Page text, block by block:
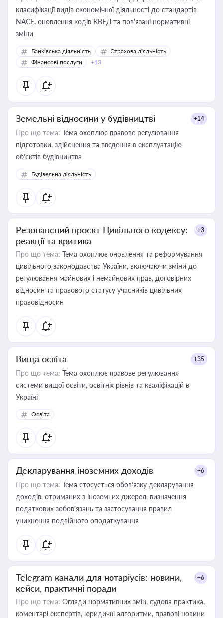
класифікації видів економічної діяльності до стандартів
NACE, оновлення кодів КВЕД та пов'язані нормативні
зміни
Банківська діяльність
Страхова діяльність
Фінансові послуги
+13
Земельні відносини у будівництві +14
Про що тема: Тема охоплює правове регулювання
підготовки, здійснення та введення в експлуатацію
об’єктів будівництва
Будівельна діяльність
Резонансний проєкт Цивільного кодексу:
реакції та критика
+3
Про що тема: Тема охоплює оновлення та реформування
цивільного законодавства України, включаючи зміни до
регулювання майнових і немайнових прав, договірних
відносин та правового статусу учасників цивільних
правовідносин
Вища освіта +35
Про що тема: Тема охоплює правове регулювання
системи вищої освіти, освітніх рівнів та кваліфікацій в
Україні
Освіта
Декларування іноземних доходів +6
Про що тема: Тема стосується обов’язку декларування
доходів, отриманих з іноземних джерел, визначення
податкових зобов’язань та застосування правил
уникнення подвійного оподаткування
Telegram канали для нотаріусів: новини,
кейси, практичні поради
+6
Про що тема: Огляди нормативних змін, судова практика,
коментарі експертів, юридичні алгоритми, правові новини